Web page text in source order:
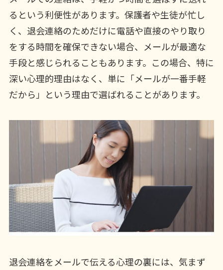
るという利便性があります。保護者や生徒が忙し
く、退会連絡のためだけに電話や直接のやり取り
をする時間を確保できない場合、メールが最適な
手段と感じられることもあります。この場合、特に
深い心理的理由はなく、単に「メールが一番手軽
だから」という理由で選ばれることがあります。
退会連絡をメールで伝える心理の裏には、気まず